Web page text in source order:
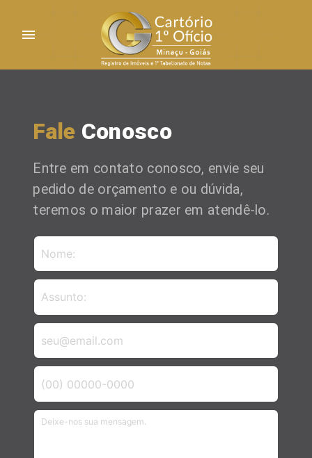
menu
Fale Conosco
Entre em contato conosco, envie seu
pedido de orçamento e ou dúvida,
teremos o maior prazer em atendê-lo.